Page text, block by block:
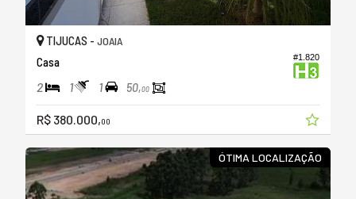
#1.820
TIJUCAS - JOAIA
Casa
2 1 1 50,00
R$ 380.000,00
ÓTIMA LOCALIZAÇÃO